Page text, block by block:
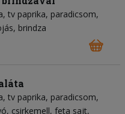
tv paprika paradicsom
brindza
tv paprika paradicsom
csirkemell feta sajt